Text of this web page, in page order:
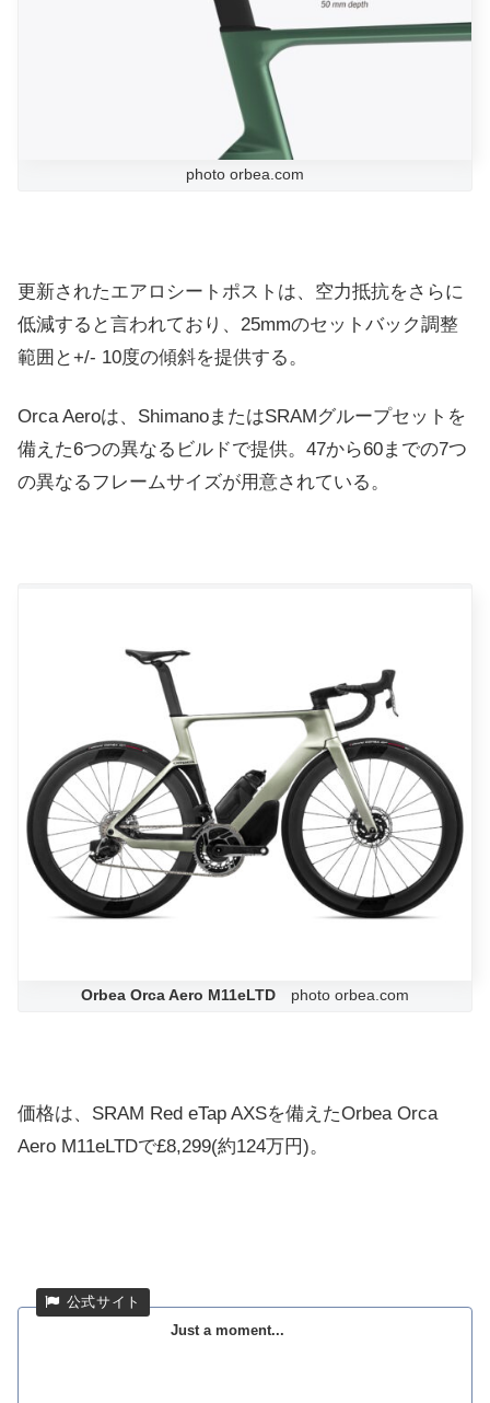
photo orbea.com
更新されたエアロシートポストは、空力抵抗をさらに
低減すると言われており、25mmのセットバック調整
範囲と+/- 10度の傾斜を提供する。
Orca Aeroは、ShimanoまたはSRAMグループセットを
備えた6つの異なるビルドで提供。 47から60までの7つ
の異なるフレームサイズが用意されている。
Orbea Orca Aero M11eLTD photo orbea.com
価格は、SRAM Red eTap AXSを備えたOrbea Orca
Aero M11eLTDで£8,299(約124万円)。
Just a moment...